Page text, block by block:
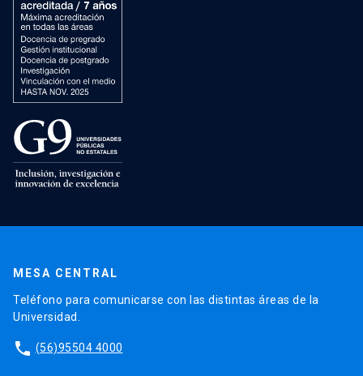
MESA CENTRAL
Teléfono para comunicarse con las distintas áreas de la
Universidad.
phone (56)95504 4000